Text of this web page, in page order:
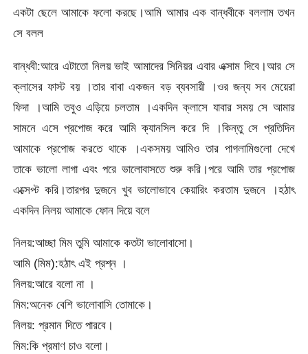
একটা ছেলে আমাকে ফলো করছে।আমি আমার এক বান্ধবীকে বললাম তখন
সে বলল
বান্ধবী:আরে এটাতো নিলয় ভাই আমাদের সিনিয়র এবার এক্সাম দিবে।আর সে
ক্লাসের ফাস্ট বয় ।তার বাবা একজন বড় ব্যবসায়ী ।ওর জন্য সব মেয়েরা
ফিদা ।আমি তবুও এড়িয়ে চলতাম ।একদিন ক্লাসে যাবার সময় সে আমার
সামনে এসে প্রপোজ করে আমি ক্যানসিল করে দি ।কিন্তু সে প্রতিদিন
আমাকে প্রপোজ করতে থাকে ।একসময় আমিও তার পাগলামিগুলো দেখে
তাকে ভালো লাগা এবং পরে ভালোবাসতে শুরু করি।পরে আমি তার প্রপোজ
এক্সেপ্ট করি।তারপর দুজনে খুব ভালোভাবে কেয়ারিং করতাম দুজনে ।হঠাৎ
একদিন নিলয় আমাকে ফোন দিয়ে বলে
নিলয়:আচ্ছা মিম তুমি আমাকে কতটা ভালোবাসো।
আমি (মিম):হঠাৎ এই প্রশ্ন ।
নিলয়:আরে বলো না ।
মিম:অনেক বেশি ভালোবাসি তোমাকে।
নিলয়: প্রমান দিতে পারবে।
মিম:কি প্রমাণ চাও বলো।